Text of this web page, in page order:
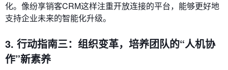
化。像纷享销客CRM这样注重开放连接的平台，能够更好地
支持企业未来的智能化升级。
3. 行动指南三：组织变革，培养团队的“人机协
作”新素养